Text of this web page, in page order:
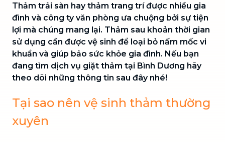
Thảm trải sàn hay thảm trang trí được nhiều gia
đình và công ty văn phòng ưa chuộng bởi sự tiện
lợi mà chúng mang lại. Thảm sau khoản thời gian
sử dụng cần được vệ sinh để loại bỏ nấm mốc vi
khuẩn và giúp bảo sức khỏe gia đình. Nếu bạn
đang tìm dịch vụ giặt thảm tại Bình Dương hãy
theo dõi những thông tin sau đây nhé!
Tại sao nên vệ sinh thảm thường
xuyên